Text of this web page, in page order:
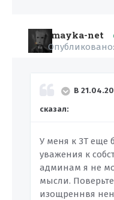
mayka-net
Опубликовано:
В
сказал:
У меня к ЗТ еще
уважения к
админам я не
мысли.
изощреннвя